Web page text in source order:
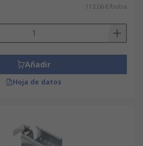
113,06 €/bolsa
Añadir
Hoja de datos